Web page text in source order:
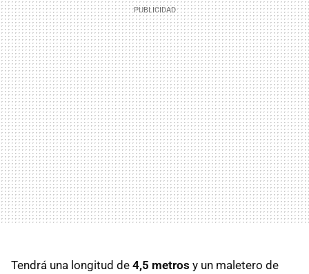
Tendrá una longitud de 4,5 metros y un maletero de